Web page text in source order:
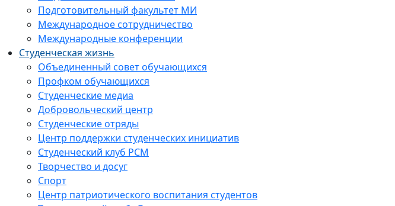
Подготовительный факультет МИ
Международное сотрудничество
Международные конференции
Студенческая жизнь
Объединенный совет обучающихся
Профком обучающихся
Студенческие медиа
Добровольческий центр
Студенческие отряды
Центр поддержки студенческих инициатив
Студенческий клуб РСМ
Творчество и досуг
Спорт
Центр патриотического воспитания студентов